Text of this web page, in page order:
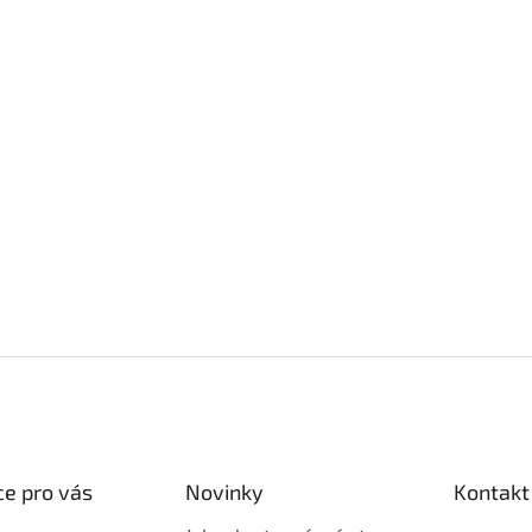
pro vás Novinky Kontakt